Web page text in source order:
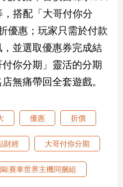
搭配「大哥付你分
優惠；玩家只需於付款
並選取優惠券完成結
你分期」靈活的分期
無痛帶回全套遊戲。
優惠 折價
財經 大哥付你分期
賽車世界主機同捆組